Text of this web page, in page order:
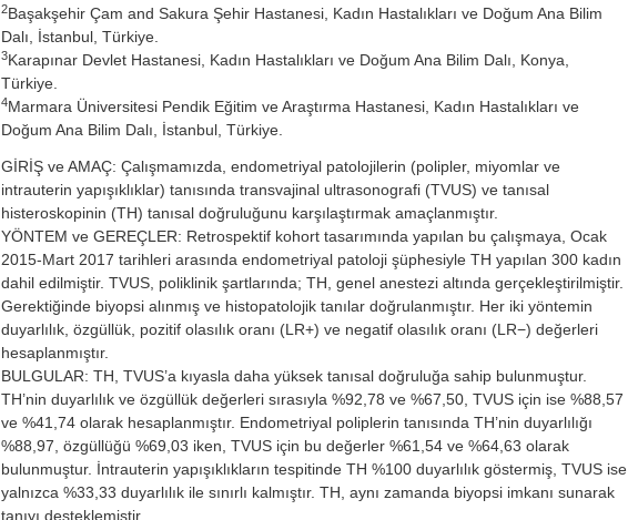
2Başakşehir Çam and Sakura Şehir Hastanesi, Kadın Hastalıkları ve Doğum Ana Bilim
Dalı, İstanbul, Türkiye.
3Karapınar Devlet Hastanesi, Kadın Hastalıkları ve Doğum Ana Bilim Dalı, Konya,
Türkiye.
4Marmara Üniversitesi Pendik Eğitim ve Araştırma Hastanesi, Kadın Hastalıkları ve
Doğum Ana Bilim Dalı, İstanbul, Türkiye.
GİRİŞ ve AMAÇ: Çalışmamızda, endometriyal patolojilerin (polipler, miyomlar ve
intrauterin yapışıklıklar) tanısında transvajinal ultrasonografi (TVUS) ve tanısal
histeroskopinin (TH) tanısal doğruluğunu karşılaştırmak amaçlanmıştır.
YÖNTEM ve GEREÇLER: Retrospektif kohort tasarımında yapılan bu çalışmaya, Ocak
2015-Mart 2017 tarihleri arasında endometriyal patoloji şüphesiyle TH yapılan 300 kadın
dahil edilmiştir. TVUS, poliklinik şartlarında; TH, genel anestezi altında gerçekleştirilmiştir.
Gerektiğinde biyopsi alınmış ve histopatolojik tanılar doğrulanmıştır. Her iki yöntemin
duyarlılık, özgüllük, pozitif olasılık oranı (LR+) ve negatif olasılık oranı (LR−) değerleri
hesaplanmıştır.
BULGULAR: TH, TVUS’a kıyasla daha yüksek tanısal doğruluğa sahip bulunmuştur.
TH’nin duyarlılık ve özgüllük değerleri sırasıyla %92,78 ve %67,50, TVUS için ise %88,57
ve %41,74 olarak hesaplanmıştır. Endometriyal poliplerin tanısında TH’nin duyarlılığı
%88,97, özgüllüğü %69,03 iken, TVUS için bu değerler %61,54 ve %64,63 olarak
bulunmuştur. İntrauterin yapışıklıkların tespitinde TH %100 duyarlılık göstermiş, TVUS ise
yalnızca %33,33 duyarlılık ile sınırlı kalmıştır. TH, aynı zamanda biyopsi imkanı sunarak
tanıyı desteklemiştir.